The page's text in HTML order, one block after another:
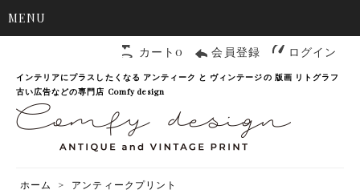
MENU
カート0 会員登録 ログイン
インテリアにプラスしたくなる アンティーク と ヴィンテージの 版画 リトグラフ
古い広告などの専門店 Comfy design
ホーム > アンティークプリント